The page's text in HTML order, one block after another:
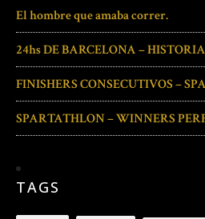
El hombre que amaba correr.
24hs DE BARCELONA –
FINISHERS CONSECUTIVOS –
SPARTATHLON – WINNERS
TAGS